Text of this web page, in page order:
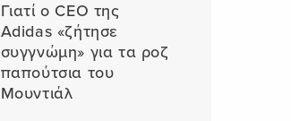
Γιατί ο CEO της
Adidas «ζήτησε
συγγνώμη» για τα ροζ
παπούτσια του
Μουντιάλ